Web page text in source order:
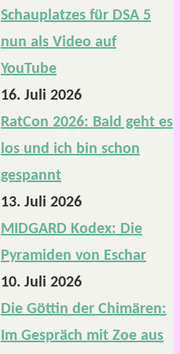
Schauplatzes für DSA 5
nun als Video auf
YouTube
16. Juli 2026
RatCon 2026: Bald geht es
los und ich bin schon
gespannt
13. Juli 2026
MIDGARD Kodex: Die
Pyramiden von Eschar
10. Juli 2026
Die Göttin der Chimären:
Im Gespräch mit Zoe aus